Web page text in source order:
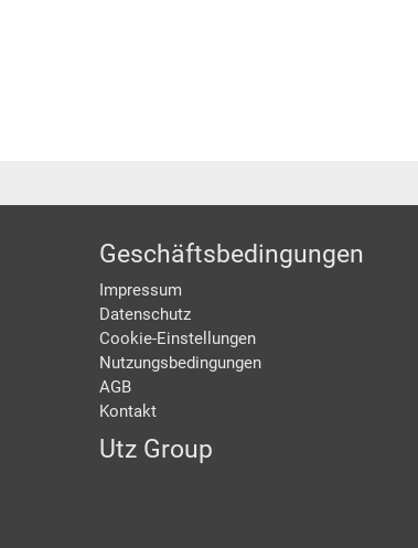
Geschäftsbedingungen
Impressum
Datenschutz
Cookie-Einstellungen
Nutzungsbedingungen
AGB
Kontakt
Utz Group